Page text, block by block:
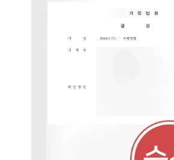
대륜법률상담예약